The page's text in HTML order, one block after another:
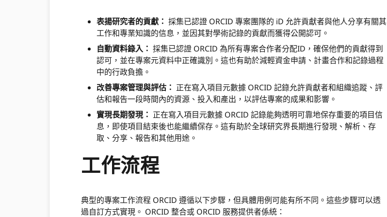
表揚研究者的貢獻： 採集已認證 ORCID 專案團隊的 iD 允許貢獻者與他人分享有關其
工作和專業知識的信息，並因其對學術記錄的貢獻而獲得公開認可。
自動資料錄入： 採集已認證 ORCID 為所有專案合作者分配ID，確保他們的貢獻得到
認可，並在專案元資料中正確識別。這也有助於減輕資金申請、計畫合作和記錄過程
中的行政負擔。
改善專案管理與評估： 正在寫入項目元數據 ORCID 記錄允許貢獻者和組織追蹤、評
估和報告一段時間內的資源、投入和產出，以評估專案的成果和影響。
實現長期發現： 正在寫入項目元數據 ORCID 記錄能夠透明可靠地保存重要的項目信
息，即使項目結束後也能繼續保存。這有助於全球研究界長期進行發現、解析、存
取、分享、報告和其他用途。
工作流程
典型的專案工作流程 ORCID 遵循以下步驟，但具體用例可能有所不同。這些步驟可以透
過自訂方式實現。 ORCID 整合或 ORCID 服務提供者係統：